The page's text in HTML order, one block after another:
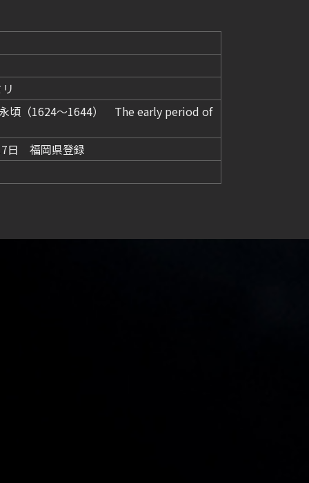
頃（1624～1644） The early period of
日 福岡県登録